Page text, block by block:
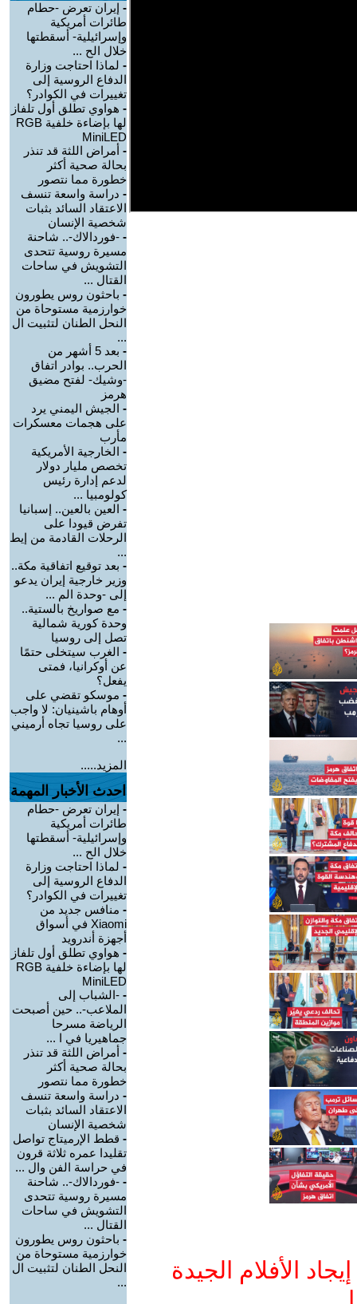
الأفلام الجيدة
- إيران تعرض -حطام
طائرات أمريكية
وإسرائيلية- أسقطتها
خلال الح ...
- لماذا احتاجت وزارة
الدفاع الروسية إلى
تغييرات في الكوادر؟
- هواوي تطلق أول تلفاز
لها بإضاءة خلفية RGB
MiniLED
- أمراض اللثة قد تنذر
بحالة صحية أكثر
خطورة مما نتصور
- دراسة واسعة تنسف
الاعتقاد السائد بثبات
شخصية الإنسان
- -فوردالاك-.. شاحنة
مسيرة روسية تتحدى
التشويش في ساحات
القتال ...
- باحثون روس يطورون
خوارزمية مستوحاة من
النحل الطنان لتثبيت ال
...
-
بعد 5 أشهر من
الحرب.. بوادر اتفاق
-وشيك- لفتح مضيق
هرمز
- الجيش اليمني يرد
على هجمات معسكرات
مأرب
- الخارجية الأمريكية
تخصص مليار دولار
لدعم إدارة رئيس
كولومبيا ...
- العين بالعين.. إسبانيا
تفرض قيودا على
الرحلات القادمة من إيط
...
- بعد توقيع اتفاقية مكة..
وزير خارجية إيران يدعو
إلى -وحدة الم ...
- مع صواريخ بالستية..
وحدة كورية شمالية
تصل إلى روسيا
- الغرب سيتخلى حتمًا
عن أوكرانيا، فمتى
يفعل؟
- موسكو تقضي على
أوهام باشينيان: لا واجب
على روسيا تجاه أرميني
...
المزيد.....
احدث الأخبار المهمة
- إيران تعرض -حطام
طائرات أمريكية
وإسرائيلية- أسقطتها
خلال الح ...
- لماذا احتاجت وزارة
الدفاع الروسية إلى
تغييرات في الكوادر؟
- منافس جديد من
Xiaomi في أسواق
أجهزة أندرويد
- هواوي تطلق أول تلفاز
لها بإضاءة خلفية RGB
MiniLED
- -الشباب إلى
الملاعب-.. حين أصبحت
الرياضة مسرحا
جماهيريا في ا ...
- أمراض اللثة قد تنذر
بحالة صحية أكثر
خطورة مما نتصور
- دراسة واسعة تنسف
الاعتقاد السائد بثبات
شخصية الإنسان
- قطط الإرميتاج تواصل
تقليدا عمره ثلاثة قرون
في حراسة الفن وال ...
- -فوردالاك-.. شاحنة
مسيرة روسية تتحدى
التشويش في ساحات
القتال ...
- باحثون روس يطورون
خوارزمية مستوحاة من
النحل الطنان لتثبيت ال
...